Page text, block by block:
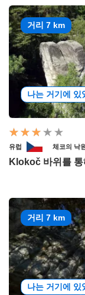
거리 7 km
나는 거기에 있
유럽 체코의 낙원
Klokoč 바위를 통
거리 7 km
나는 거기에 있